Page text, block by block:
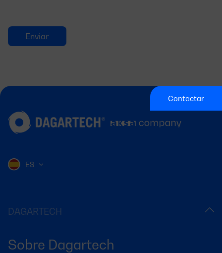
Contactar
DAGARTECH
Sobre Dagartech
ES